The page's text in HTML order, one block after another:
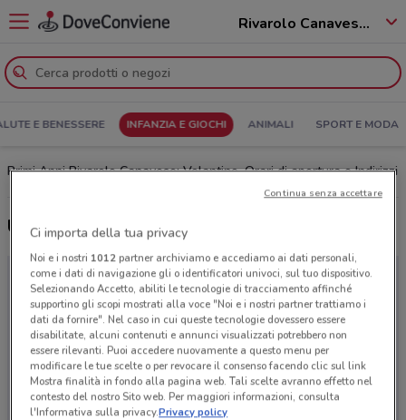
Rivarolo Canavese - 10086
E BENESSERE INFANZIA E GIOCHI ANIMALI SPORT E MODA
Primi Anni Rivarolo Canavese: Volantino, Orari di apertura e Indirizzi
Ultime offerte del volantino Primi Anni
Ci importa della tua privacy
Noi e i nostri 1012partner archiviamo e accediamo ai dati personali,
come i dati di navigazione gli o identificatori univoci, sul tuo dispositivo.
Selezionando Accetto, abiliti le tecnologie di tracciamento affinché
supportino gli scopi mostrati alla voce "Noi e i nostri partner trattiamo i
dati da fornire". Nel caso in cui queste tecnologie dovessero essere
disabilitate, alcuni contenuti e annunci visualizzati potrebbero non
essere rilevanti. Puoi accedere nuovamente a questo menu per
modificare le tue scelte o per revocare il consenso facendo clic sul link
Mostra finalità in fondo alla pagina web. Tali scelte avranno effetto nel
contesto del nostro Sito web. Per maggiori informazioni, consulta
l'Informativa sulla privacy.Privacy policy
Continua senza accettare